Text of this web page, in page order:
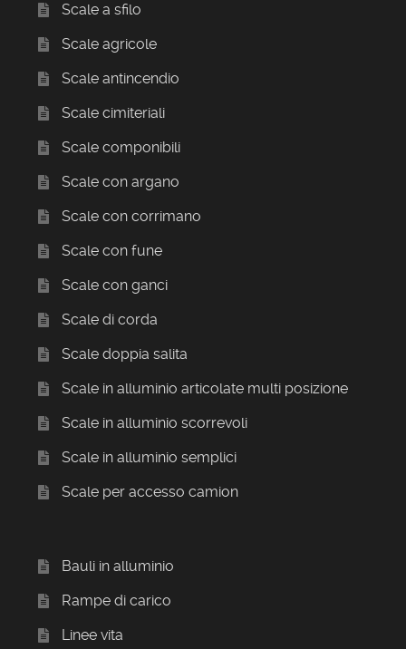
Scale a sfilo
Scale agricole
Scale antincendio
Scale cimiteriali
Scale componibili
Scale con argano
Scale con corrimano
Scale con fune
Scale con ganci
Scale di corda
Scale doppia salita
Scale in alluminio articolate multi posizione
Scale in alluminio scorrevoli
Scale in alluminio semplici
Scale per accesso camion
Bauli in alluminio
Rampe di carico
Linee vita